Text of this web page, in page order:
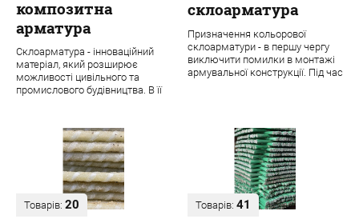
композитна
арматура
Склоарматура - інноваційний
матеріал, який розширює
можливості цивільного та
промислового будівництва. В її
склоарматура
Призначення кольорової
склоарматури - в першу чергу
виключити помилки в монтажі
армувальної конструкції. Під час
Товарів: 20 Товарів: 41